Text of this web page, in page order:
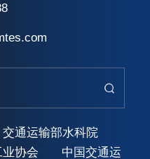
交通运输部水科院
协会 中国交通运